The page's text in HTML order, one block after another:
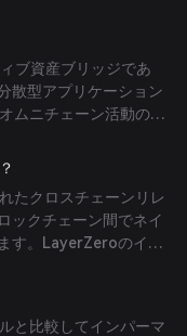
ブ資産ブリッジであ
散型アプリケーション
ムニチェーン活動の現
スチェーン通信インフ
複数のブロックチェー
するためのソリューシ
リッジングプロセスに
ます。
たクロスチェーンリレ
ックチェーン間でネイ
す。LayerZeroのイン
はチェーン間
リッジに伴う典型的な
す。
と比較してインパーマ